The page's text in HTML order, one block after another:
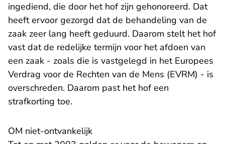
ingediend, die door het hof zijn gehonoreerd. Dat
heeft ervoor gezorgd dat de behandeling van de
zaak zeer lang heeft geduurd. Daarom stelt het hof
vast dat de redelijke termijn voor het afdoen van
een zaak - zoals die is vastgelegd in het Europees
Verdrag voor de Rechten van de Mens (EVRM) - is
overschreden. Daarom past het hof een
strafkorting toe.
OM niet-ontvankelijk